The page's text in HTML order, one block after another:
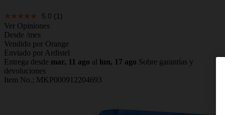
5.0 (1)
Ver Opiniones
Desde /mes
Vendido por Orange
Enviado por Ardistel
Entrega desde mar, 11 ago al lun, 17 ago Sobre garantías y
devoluciones
Item No.; MKP000912204693